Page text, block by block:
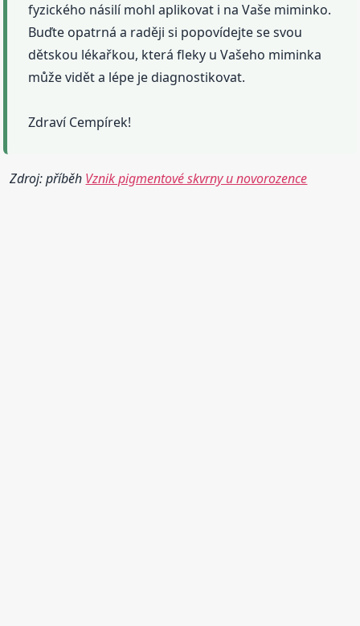
fyzického násilí mohl aplikovat i na Vaše miminko.
Buďte opatrná a raději si popovídejte se svou
dětskou lékařkou, která fleky u Vašeho miminka
může vidět a lépe je diagnostikovat.
Zdraví Cempírek!
Zdroj: příběh Vznik pigmentové skvrny u novorozence